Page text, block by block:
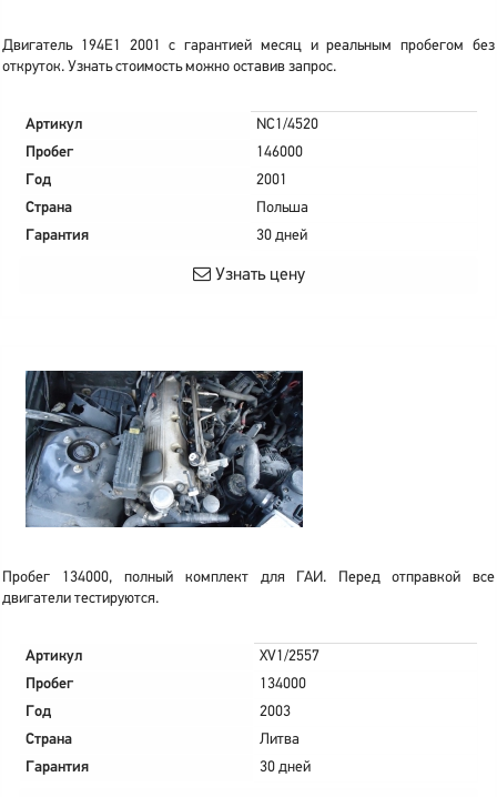
Двигатель 194E1 2001 с гарантией месяц и реальным пробегом без
откруток. Узнать стоимость можно оставив запрос.
Артикул
NC1/4520
Пробег
146000
Год
2001
Страна
Польша
Гарантия
30 дней
Узнать цену
Пробег 134000, полный комплект для ГАИ. Перед отправкой все
двигатели тестируются.
Артикул
XV1/2557
Пробег
134000
Год
2003
Страна
Литва
Гарантия
30 дней